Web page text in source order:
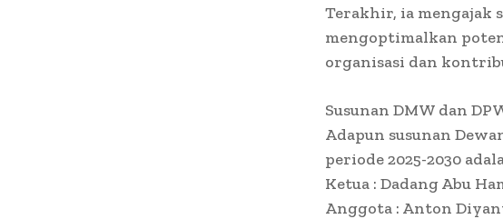
Terakhir, ia mengajak
mengoptimalkan
organisasi dan
Susunan DMW dan
Adapun susunan
periode 2025-2030
Ketua : Dadang Abu
Anggota : Anton